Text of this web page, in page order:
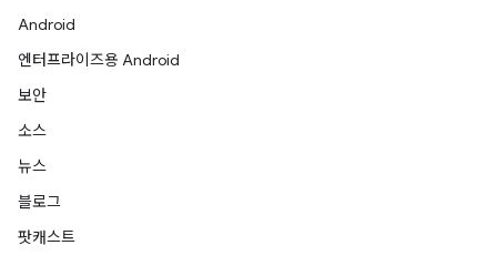
Android
엔터프라이즈용 Android
보안
소스
뉴스
블로그
팟캐스트